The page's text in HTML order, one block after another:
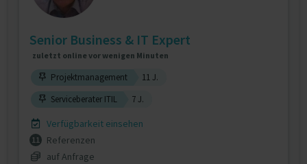
Senior Business & IT Expert
zuletzt online vor wenigen Minuten
Projektmanagement
11 J.
Serviceberater ITIL
7 J.
Verfügbarkeit einsehen
11
Referenzen
auf Anfrage